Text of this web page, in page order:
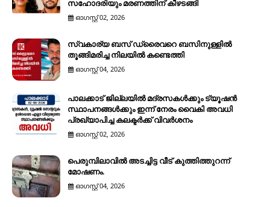
സഹോദരിയും മരണത്തിന് കീഴടങ്ങി
ഓഗസ്റ്റ് 02, 2026
സ്വകാര്യ ബസ് ഡ്രൈവറെ ബസിനുള്ളിൽ
തൂങ്ങിമരിച്ച നിലയിൽ കണ്ടെത്തി
ഓഗസ്റ്റ് 04, 2026
പാലക്കാട് ജില്ലയിൽ മദ്രസകൾക്കും ട്യൂഷൻ
സ്ഥാപനങ്ങൾക്കും ഇന്ന് നേരം വൈകി അവധി
പ്രഖ്യാപിച്ച കലക്ടർക്ക് വിവർശനം
ഓഗസ്റ്റ് 02, 2026
പെരുമ്പിലാവിൽ അടച്ചിട്ട വീട് കുത്തിത്തുറന്ന്
മോഷണം.
ഓഗസ്റ്റ് 04, 2026